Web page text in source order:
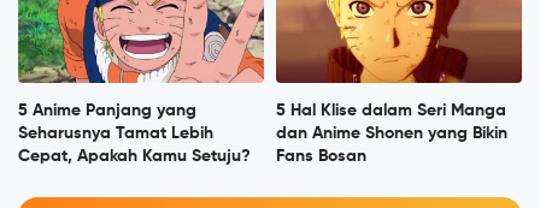
5 Anime Panjang yang
Seharusnya Tamat Lebih
Cepat, Apakah Kamu Setuju?
5 Hal Klise dalam Seri Manga
dan Anime Shonen yang Bikin
Fans Bosan